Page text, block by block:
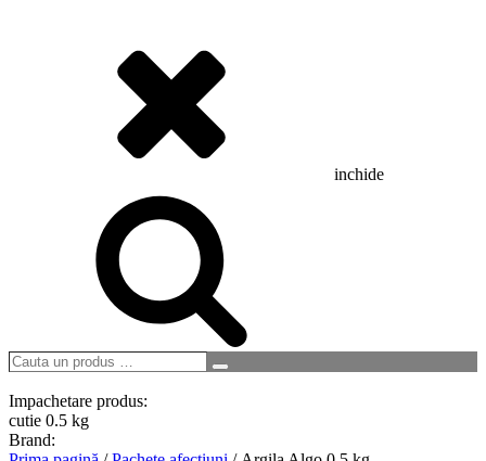
inchide
Cauta
produs
…
Search
Impachetare produs:
cutie 0.5 kg
Brand: